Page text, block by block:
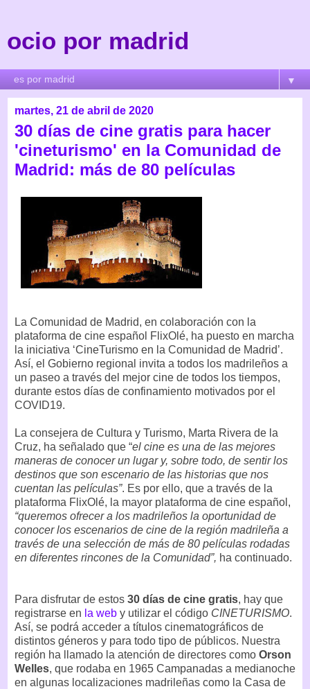
ocio por madrid
▼
martes, 21 de abril de 2020
30 días de cine gratis para hacer
'cineturismo' en la Comunidad de
Madrid: más de 80 películas
La Comunidad de Madrid, en colaboración con la
plataforma de cine español FlixOlé, ha puesto en marcha
la iniciativa ‘CineTurismo en la Comunidad de Madrid’.
Así, el Gobierno regional invita a todos los madrileños a
un paseo a través del mejor cine de todos los tiempos,
durante estos días de confinamiento motivados por el
COVID19.
La consejera de Cultura y Turismo, Marta Rivera de la
Cruz, ha señalado que “el cine es una de las mejores
maneras de conocer un lugar y, sobre todo, de sentir los
destinos que son escenario de las historias que nos
cuentan las películas”. Es por ello, que a través de la
plataforma FlixOlé, la mayor plataforma de cine español,
“queremos ofrecer a los madrileños la oportunidad de
conocer los escenarios de cine de la región madrileña a
través de una selección de más de 80 películas rodadas
en diferentes rincones de la Comunidad”, ha continuado.
Para disfrutar de estos 30 días de cine gratis, hay que
registrarse en la web y utilizar el código CINETURISMO.
Así, se podrá acceder a títulos cinematográficos de
distintos géneros y para todo tipo de públicos. Nuestra
región ha llamado la atención de directores como Orson
Welles, que rodaba en 1965 Campanadas a medianoche
en algunas localizaciones madrileñas como la Casa de